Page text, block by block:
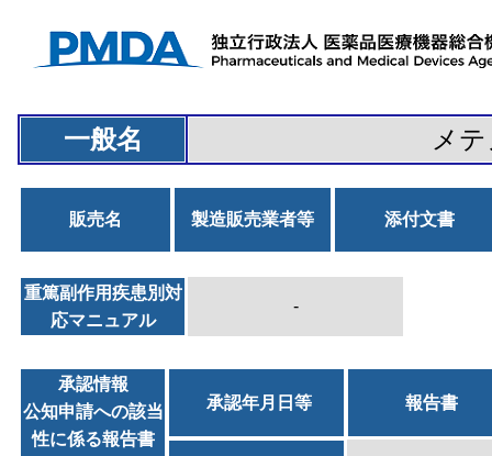
一般名 メ
販売名 製造販売業者等 添付文書
重篤副作用疾患別対
応マニュアル
-
承認情報
公知申請への該当
性に係る報告書
承認年月日等 報告書